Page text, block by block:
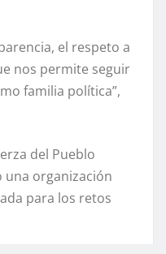
el respeto a
nos permite seguir
familia política”,
del Pueblo
una organización
para los retos